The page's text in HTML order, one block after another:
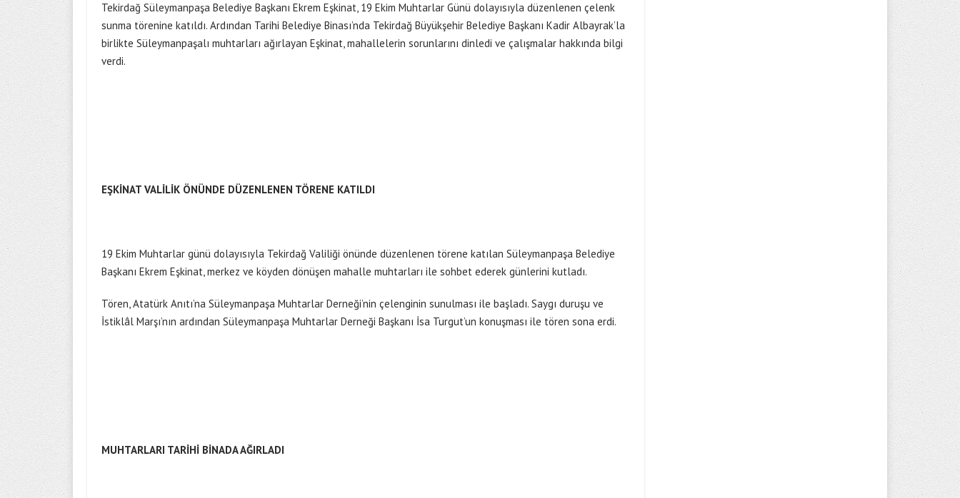
Tekirdağ Süleymanpaşa Belediye Başkanı Ekrem Eşkinat, 19 Ekim Muhtarlar Günü dolayısıyla düzenlenen çelenk
sunma törenine katıldı. Ardından Tarihi Belediye Binası’nda Tekirdağ Büyükşehir Belediye Başkanı Kadir Albayrak’la
birlikte Süleymanpaşalı muhtarları ağırlayan Eşkinat, mahallelerin sorunlarını dinledi ve çalışmalar hakkında bilgi
verdi.
EŞKİNAT VALİLİK ÖNÜNDE DÜZENLENEN TÖRENE KATILDI
19 Ekim Muhtarlar günü dolayısıyla Tekirdağ Valiliği önünde düzenlenen törene katılan Süleymanpaşa Belediye
Başkanı Ekrem Eşkinat, merkez ve köyden dönüşen mahalle muhtarları ile sohbet ederek günlerini kutladı.
Tören, Atatürk Anıtı’na Süleymanpaşa Muhtarlar Derneği’nin çelenginin sunulması ile başladı. Saygı duruşu ve
İstiklâl Marşı’nın ardından Süleymanpaşa Muhtarlar Derneği Başkanı İsa Turgut’un konuşması ile tören sona erdi.
MUHTARLARI TARİHİ BİNADA AĞIRLADI